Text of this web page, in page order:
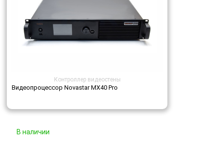
Контроллер видеостены
Видеопроцессор Novastar MX40 Pro
В наличии